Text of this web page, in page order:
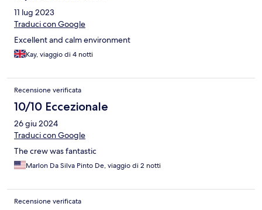
11 lug 2023
Traduci con Google
Excellent and calm environment
Kay, viaggio di 4 notti
Recensione verificata
10/10 Eccezionale
26 giu 2024
Traduci con Google
The crew was fantastic
Marlon Da Silva Pinto De, viaggio di 2 notti
Recensione verificata